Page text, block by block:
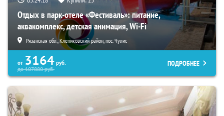
Отдых в парк-отеле «Фестиваль»: питание,
аквакомплекс, детская анимация, Wi-Fi
Рязанская обл., Клепиковский район, пос. Чулис
от 3164 руб.
до107880руб.
ПОДРОБНЕЕ